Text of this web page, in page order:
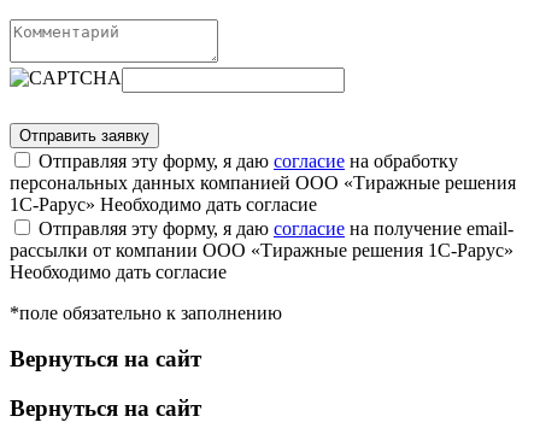
Отправляя эту форму, я даю согласие на обработку
персональных данных компанией ООО «Тиражные решения
1С-Рарус» Необходимо дать согласие
Отправляя эту форму, я даю согласие на получение email-
рассылки от компании ООО «Тиражные решения 1С-Рарус»
Необходимо дать согласие
*поле обязательно к заполнению
Вернуться на сайт
Вернуться на сайт